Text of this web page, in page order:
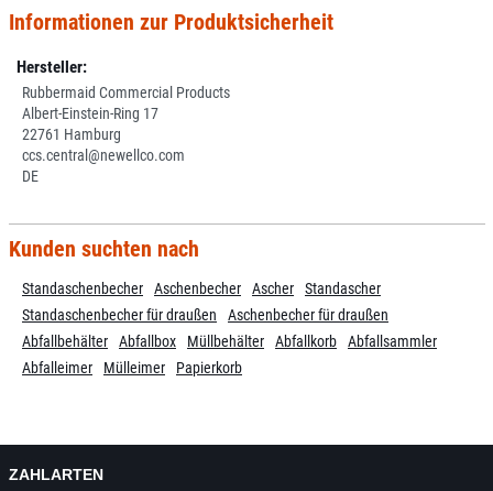
Informationen zur Produktsicherheit
Hersteller:
Rubbermaid Commercial Products
Albert-Einstein-Ring 17
22761 Hamburg
ccs.central@newellco.com
DE
Kunden suchten nach
Standaschenbecher Aschenbecher Ascher
Standascher
Standaschenbecher für draußen
Aschenbecher für draußen
Abfallbehälter
Abfallbox Müllbehälter Abfallkorb
Abfallsammler
Abfalleimer
Mülleimer Papierkorb
ZAHLARTEN